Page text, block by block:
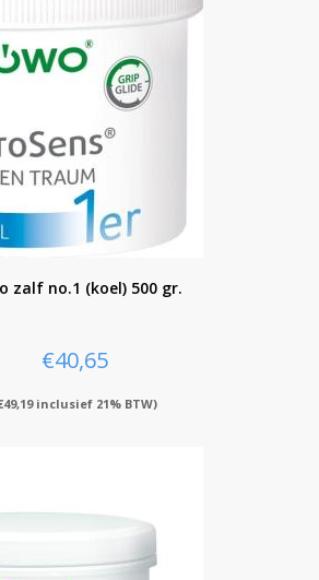
zalf no.1 (koel) 500 gr.
€40,65
49,19inclusief 21% BTW)